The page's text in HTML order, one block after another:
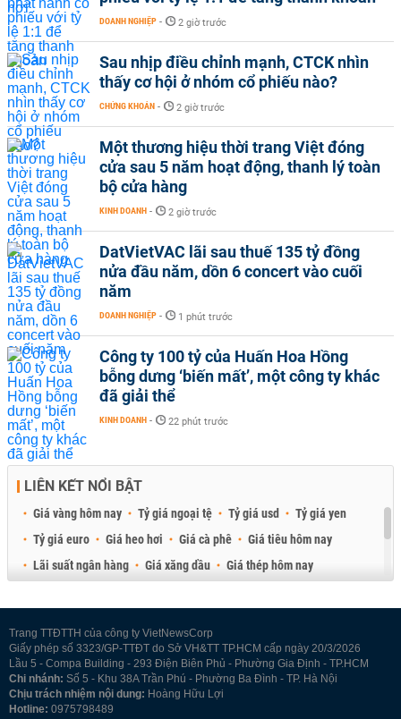
DOANH NGHIỆP - 2 giờ trước
Sau nhịp điều chỉnh mạnh, CTCK nhìn
thấy cơ hội ở nhóm cổ phiếu nào?
CHỨNG KHOÁN - 2 giờ trước
Một thương hiệu thời trang Việt đóng
cửa sau 5 năm hoạt động, thanh lý toàn
bộ cửa hàng
KINH DOANH - 2 giờ trước
DatVietVAC lãi sau thuế 135 tỷ đồng
nửa đầu năm, dồn 6 concert vào cuối
năm
DOANH NGHIỆP - 1 phút trước
Công ty 100 tỷ của Huấn Hoa Hồng
bỗng dưng ‘biến mất’, một công ty khác
đã giải thể
KINH DOANH - 22 phút trước
LIÊN KẾT NỔI BẬT
Giá vàng hôm nay Tỷ giá ngoại tệ Tỷ giá usd
Tỷ giá yen
Tỷ giá euro
Giá heo hơi Giá cà phê
Giá tiêu hôm nay
Lãi suất ngân hàng
Giá xăng dầu
Giá thép hôm nay
Trang TTĐTTH của công ty VietNewsCorp
Giấy phép số 3323/GP-TTĐT do Sở VH&TT TP.HCM cấp ngày 20/3/2026
Lầu 5 - Compa Building - 293 Điện Biên Phủ - Phường Gia Định - TP.HCM
Chi nhánh: Số 5 - Khu 38A Trần Phú - Phường Ba Đình - TP. Hà Nội
Chịu trách nhiệm nội dung: Hoàng Hữu Lợi
Hotline: 0975798489